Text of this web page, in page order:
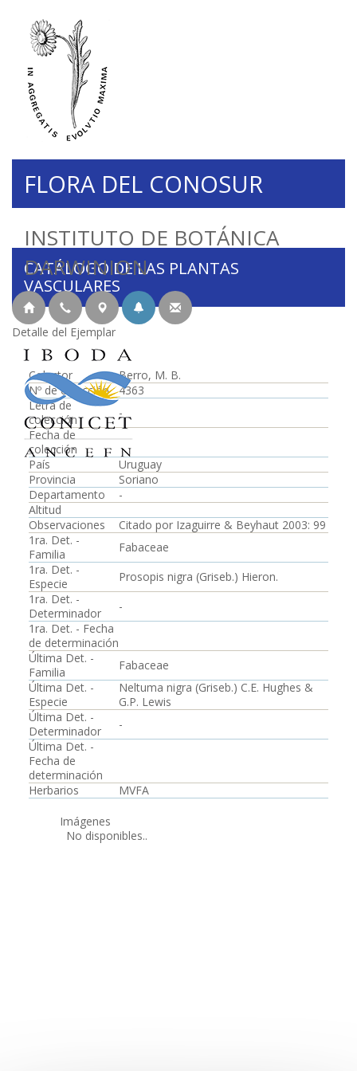
INSTITUTO DE BOTÁNICA
DARWINION
FLORA DEL CONOSUR
CATÁLOGO DE LAS PLANTAS
VASCULARES
Detalle del Ejemplar
Colector
Berro, M. B.
Nº de colección
4363
Letra de
colección
-
Fecha de
colección
País
Uruguay
Provincia
Soriano
Departamento
-
Altitud
Observaciones
Citado por Izaguirre & Beyhaut 2003: 99
1ra. Det. -
Familia
Fabaceae
1ra. Det. -
Especie
Prosopis nigra (Griseb.) Hieron.
1ra. Det. -
Determinador
-
1ra. Det. - Fecha
de determinación
Última Det. -
Familia
Fabaceae
Última Det. -
Especie
Neltuma nigra (Griseb.) C.E. Hughes &
G.P. Lewis
Última Det. -
Determinador
-
Última Det. -
Fecha de
determinación
Herbarios
MVFA
Imágenes
No disponibles..